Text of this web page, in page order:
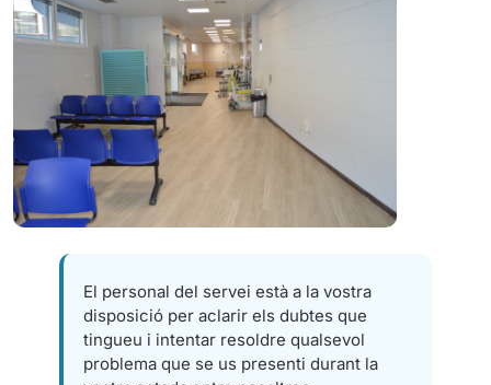
El personal del servei està a la vostra
disposició per aclarir els dubtes que
tingueu i intentar resoldre qualsevol
problema que se us presenti durant la